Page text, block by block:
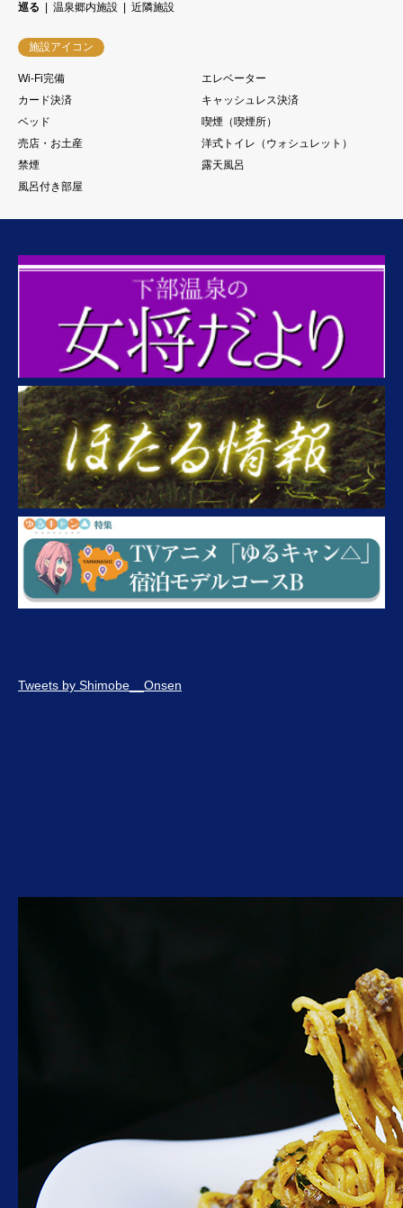
巡る
温泉郷内施設 近隣施設
施設アイコン
Wi-Fi完備
エレベーター
カード決済
キャッシュレス決済
ベッド
喫煙（喫煙所）
売店・お土産
洋式トイレ（ウォシュレット）
禁煙
露天風呂
風呂付き部屋
Tweets by Shimobe__Onsen